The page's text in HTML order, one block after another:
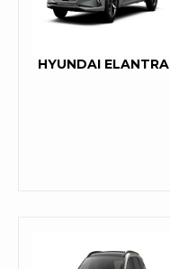
HYUNDAI ELANTRA